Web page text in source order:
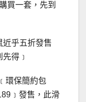
買一套，先到
近乎五折發售
得﹞
環保簡約包
發售，此滑